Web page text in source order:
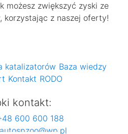
możesz zwiększyć zyski ze
korzystając z naszej oferty!
katalizatorów Baza wiedzy
Kontakt RODO
kontakt:
600 600 188